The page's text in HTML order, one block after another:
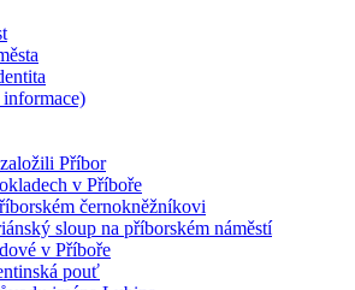
Příbor
v Příboře
černokněžníkovi
sloup na příborském náměstí
v Příboře
pouť